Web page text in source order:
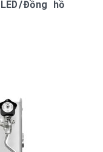
Đồng hồ